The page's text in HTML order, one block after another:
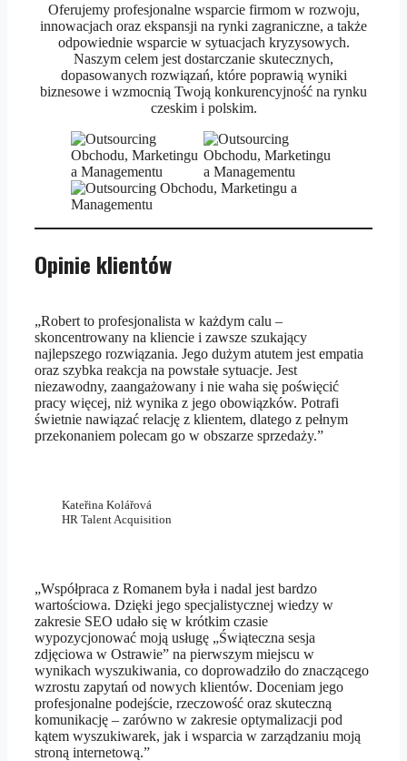
Oferujemy profesjonalne wsparcie firmom w rozwoju,
innowacjach oraz ekspansji na rynki zagraniczne, a także
odpowiednie wsparcie w sytuacjach kryzysowych.
Naszym celem jest dostarczanie skutecznych,
dopasowanych rozwiązań, które poprawią wyniki
biznesowe i wzmocnią Twoją konkurencyjność na rynku
czeskim i polskim.
Opinie klientów
„Robert to profesjonalista w każdym calu –
skoncentrowany na kliencie i zawsze szukający
najlepszego rozwiązania. Jego dużym atutem jest empatia
oraz szybka reakcja na powstałe sytuacje. Jest
niezawodny, zaangażowany i nie waha się poświęcić
pracy więcej, niż wynika z jego obowiązków. Potrafi
świetnie nawiązać relację z klientem, dlatego z pełnym
przekonaniem polecam go w obszarze sprzedaży.”
Kateřina Kolářová
HR Talent Acquisition
„Współpraca z Romanem była i nadal jest bardzo
wartościowa. Dzięki jego specjalistycznej wiedzy w
zakresie SEO udało się w krótkim czasie
wypozycjonować moją usługę „Świąteczna sesja
zdjęciowa w Ostrawie” na pierwszym miejscu w
wynikach wyszukiwania, co doprowadziło do znaczącego
wzrostu zapytań od nowych klientów. Doceniam jego
profesjonalne podejście, rzeczowość oraz skuteczną
komunikację – zarówno w zakresie optymalizacji pod
kątem wyszukiwarek, jak i wsparcia w zarządzaniu moją
stroną internetową.”